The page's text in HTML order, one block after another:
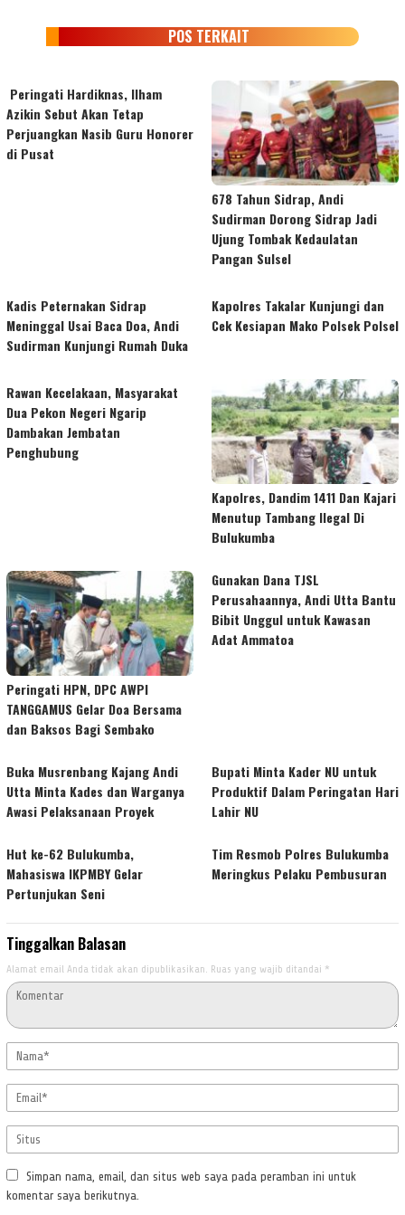
POS TERKAIT
Peringati Hardiknas, Ilham
Azikin Sebut Akan Tetap
Perjuangkan Nasib Guru Honorer
di Pusat
678 Tahun Sidrap, Andi
Sudirman Dorong Sidrap Jadi
Ujung Tombak Kedaulatan
Pangan Sulsel
Kadis Peternakan Sidrap
Meninggal Usai Baca Doa, Andi
Sudirman Kunjungi Rumah Duka
Kapolres Takalar Kunjungi dan
Cek Kesiapan Mako Polsek Polsel
Rawan Kecelakaan, Masyarakat
Dua Pekon Negeri Ngarip
Dambakan Jembatan
Penghubung
Kapolres, Dandim 1411 Dan Kajari
Menutup Tambang Ilegal Di
Bulukumba
Peringati HPN, DPC AWPI
TANGGAMUS Gelar Doa Bersama
dan Baksos Bagi Sembako
Gunakan Dana TJSL
Perusahaannya, Andi Utta Bantu
Bibit Unggul untuk Kawasan
Adat Ammatoa
Buka Musrenbang Kajang Andi
Utta Minta Kades dan Warganya
Awasi Pelaksanaan Proyek
Bupati Minta Kader NU untuk
Produktif Dalam Peringatan Hari
Lahir NU
Hut ke-62 Bulukumba,
Mahasiswa IKPMBY Gelar
Pertunjukan Seni
Tim Resmob Polres Bulukumba
Meringkus Pelaku Pembusuran
Tinggalkan Balasan
Alamat email Anda tidak akan dipublikasikan. Ruas yang wajib ditandai *
Simpan nama, email, dan situs web saya pada peramban ini untuk
komentar saya berikutnya.